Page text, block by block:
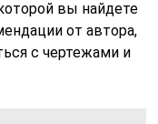
вы найдете
от автора,
с чертежами и